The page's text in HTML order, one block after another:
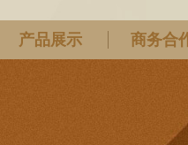
产品展示 商务合